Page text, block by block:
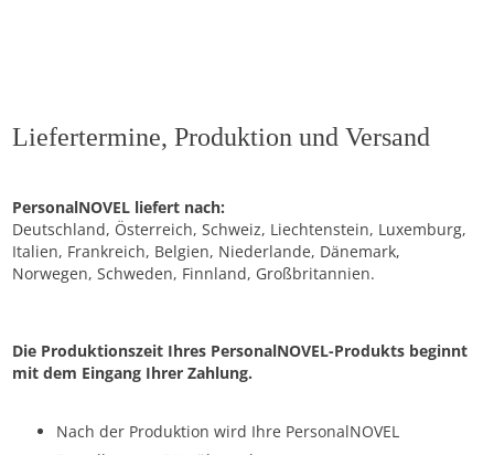
Liefertermine, Produktion und Versand
PersonalNOVEL liefert nach:
Deutschland, Österreich, Schweiz, Liechtenstein, Luxemburg,
Italien, Frankreich, Belgien, Niederlande, Dänemark,
Norwegen, Schweden, Finnland, Großbritannien.
Die Produktionszeit Ihres PersonalNOVEL-Produkts beginnt
mit dem Eingang Ihrer Zahlung.
Nach der Produktion wird Ihre PersonalNOVEL